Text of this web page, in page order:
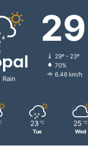
Rain
29
29º - 23º
70%
6.46 km/h
23 ℃
Tue
25 ℃
Wed